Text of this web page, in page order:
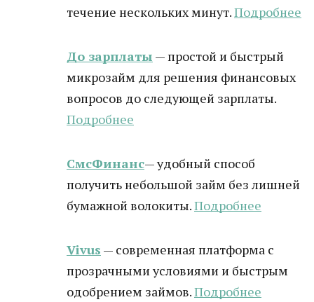
течение нескольких минут.Подробнее
До зарплаты — простой и быстрый
микрозайм для решения финансовых
вопросов до следующей зарплаты.
Подробнее
СмсФинанс— удобный способ
получить небольшой займ без лишней
бумажной волокиты.Подробнее
Vivus — современная платформа с
прозрачными условиями и быстрым
одобрением займов.Подробнее